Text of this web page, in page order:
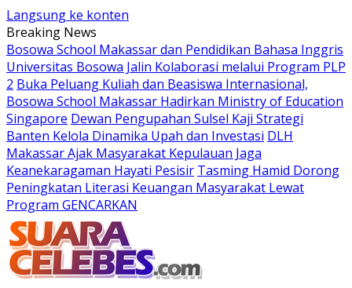
Langsung ke konten
Breaking News
Bosowa School Makassar dan Pendidikan Bahasa Inggris
Universitas Bosowa Jalin Kolaborasi melalui Program PLP
2 Buka Peluang Kuliah dan Beasiswa Internasional,
Bosowa School Makassar Hadirkan Ministry of Education
Singapore Dewan Pengupahan Sulsel Kaji Strategi
Banten Kelola Dinamika Upah dan Investasi DLH
Makassar Ajak Masyarakat Kepulauan Jaga
Keanekaragaman Hayati Pesisir Tasming Hamid Dorong
Peningkatan Literasi Keuangan Masyarakat Lewat
Program GENCARKAN